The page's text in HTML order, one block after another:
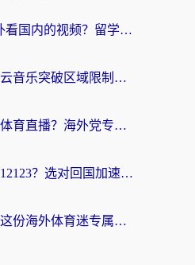
什么app可以在国外看国内的视频？留学生亲测好用的回国加速器指南
海外党必看：网易云音乐突破区域限制，轻松听国内歌、刷喜马拉雅的正确姿势
在国外怎么看腾讯体育直播？海外党专属体育赛事观看指南（附避坑技巧）
在国外登不上交管12123？选对回国加速器，轻松解决海外访问国内资源难题
国外看中超太卡？这份海外体育迷专属的回国加速指南请收好